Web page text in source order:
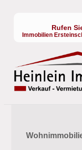
Rufen
Immobilien